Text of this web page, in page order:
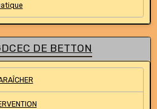
DE BETTON